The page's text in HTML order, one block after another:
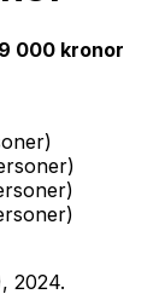
000 kronor
2024.